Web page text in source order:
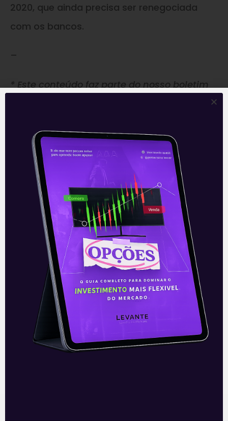
2020, que ainda precisa ser renegociada
com os bancos.
–
* Este conteúdo faz parte do nosso boletim
diário: ‘E Eu Com Isso?’. Todos os dias, o time
e análises que impactam seus
investimentos.Clique aqui
para receber
informações sobre o mercado financeiro em
primeira mão.
Leia também:Even (EVEN3): resultado
operacional
Acompanhe nossas Redes Sociais!
O conteúdo foi útil para você? Compartilhe!